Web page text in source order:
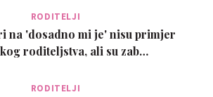
RODITELJI
na 'dosadno mi je' nisu primjer
roditeljstva, ali su zab…
RODITELJI